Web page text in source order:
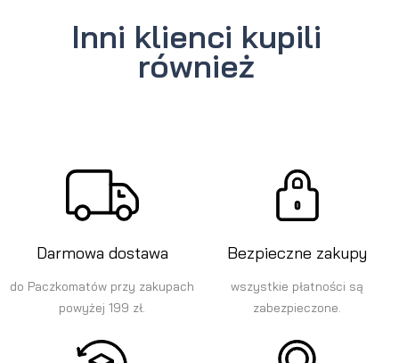
Inni klienci kupili
również
Darmowa dostawa
do Paczkomatów przy zakupach
powyżej 199 zł.
Bezpieczne zakupy
wszystkie płatności są
zabezpieczone.